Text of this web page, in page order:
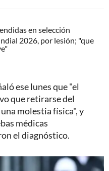
en selección
2026, por lesión; "que
ese lunes que "el
que retirarse del
molestia física", y
médicas
el diagnóstico.